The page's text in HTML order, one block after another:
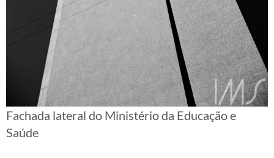
Fachada lateral do Ministério da Educação e
Saúde